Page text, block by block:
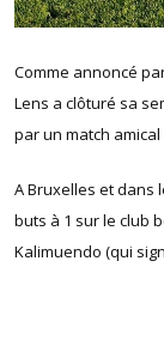
Comme annoncé
Lens a clôturé sa
par un match
A Bruxelles et dans
buts à 1 sur le club
Kalimuendo (qui